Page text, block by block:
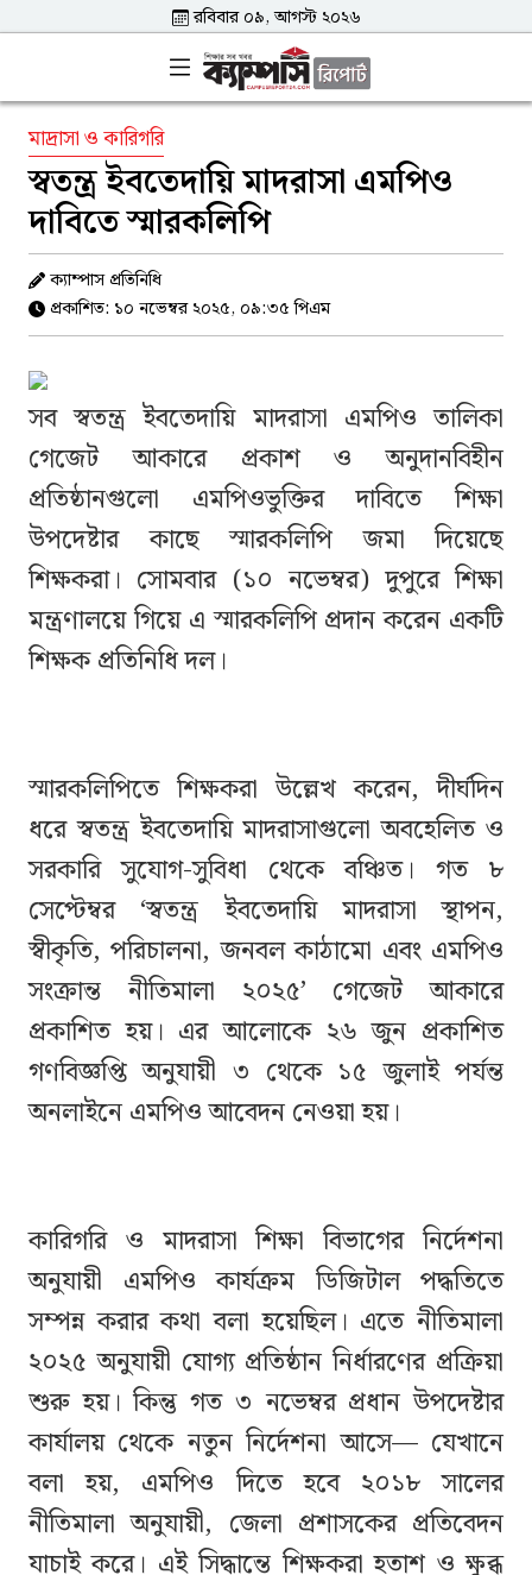
রবিবার ০৯, আগস্ট ২০২৬
মাদ্রাসা ও কারিগরি
স্বতন্ত্র ইবতেদায়ি মাদরাসা এমপিও
দাবিতে স্মারকলিপি
ক্যাম্পাস প্রতিনিধি
প্রকাশিত: ১০ নভেম্বর ২০২৫, ০৯:৩৫ পিএম
সব স্বতন্ত্র ইবতেদায়ি মাদরাসা এমপিও তালিকা
গেজেট আকারে প্রকাশ ও অনুদানবিহীন
প্রতিষ্ঠানগুলো এমপিওভুক্তির দাবিতে শিক্ষা
উপদেষ্টার কাছে স্মারকলিপি জমা দিয়েছে
শিক্ষকরা। সোমবার (১০ নভেম্বর) দুপুরে শিক্ষা
মন্ত্রণালয়ে গিয়ে এ স্মারকলিপি প্রদান করেন একটি
শিক্ষক প্রতিনিধি দল।
স্মারকলিপিতে শিক্ষকরা উল্লেখ করেন, দীর্ঘদিন
ধরে স্বতন্ত্র ইবতেদায়ি মাদরাসাগুলো অবহেলিত ও
সরকারি সুযোগ-সুবিধা থেকে বঞ্চিত। গত ৮
সেপ্টেম্বর ‘স্বতন্ত্র ইবতেদায়ি মাদরাসা স্থাপন,
স্বীকৃতি, পরিচালনা, জনবল কাঠামো এবং এমপিও
সংক্রান্ত নীতিমালা ২০২৫’ গেজেট আকারে
প্রকাশিত হয়। এর আলোকে ২৬ জুন প্রকাশিত
গণবিজ্ঞপ্তি অনুযায়ী ৩ থেকে ১৫ জুলাই পর্যন্ত
অনলাইনে এমপিও আবেদন নেওয়া হয়।
কারিগরি ও মাদরাসা শিক্ষা বিভাগের নির্দেশনা
অনুযায়ী এমপিও কার্যক্রম ডিজিটাল পদ্ধতিতে
সম্পন্ন করার কথা বলা হয়েছিল। এতে নীতিমালা
২০২৫ অনুযায়ী যোগ্য প্রতিষ্ঠান নির্ধারণের প্রক্রিয়া
শুরু হয়। কিন্তু গত ৩ নভেম্বর প্রধান উপদেষ্টার
কার্যালয় থেকে নতুন নির্দেশনা আসে— যেখানে
বলা হয়, এমপিও দিতে হবে ২০১৮ সালের
নীতিমালা অনুযায়ী, জেলা প্রশাসকের প্রতিবেদন
যাচাই করে। এই সিদ্ধান্তে শিক্ষকরা হতাশ ও ক্ষুব্ধ